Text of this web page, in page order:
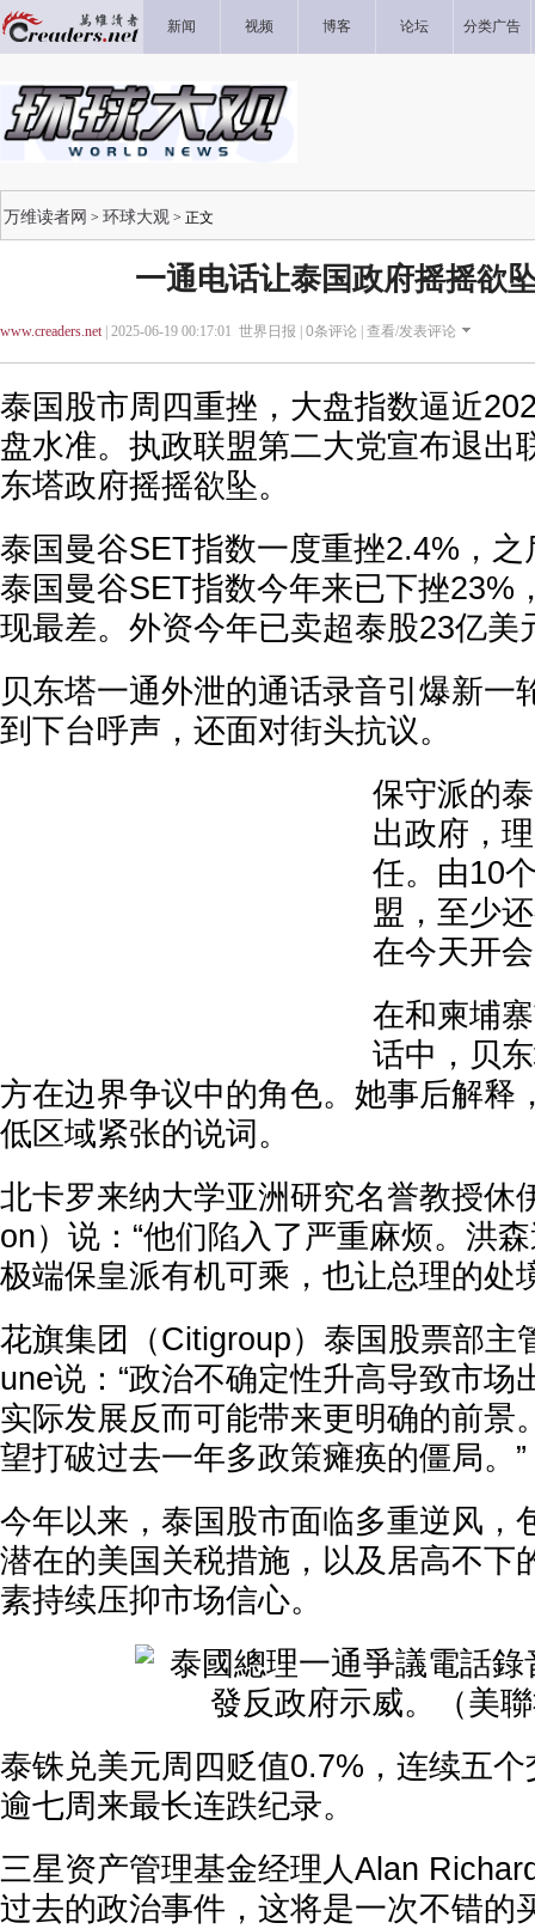
新闻 视频 博客 论坛 分类广告
万维读者网 > 环球大观 > 正文
一通电话让泰国政府摇摇欲
www.creaders.net| 2025-06-19 00:17:01 世界日报 | 0条评论 | 查看/发表评论
泰国股市周四重挫，大盘指数逼近
盘水准。执政联盟第二大党宣布退出
东塔政府摇摇欲坠。
泰国曼谷SET指数一度重挫2.4%，
泰国曼谷SET指数今年来已下挫23%
现最差。外资今年已卖超泰股23亿美
贝东塔一通外泄的通话录音引爆新一
到下台呼声，还面对街头抗议。
保守派的
出政府，
任。由10
盟，至少
在今天开
在和柬埔
话中，贝
方在边界争议中的角色。她事后解释
低区域紧张的说词。
北卡罗来纳大学亚洲研究名誉教授休
on）说：“他们陷入了严重麻烦。洪
极端保皇派有机可乘，也让总理的处
花旗集团（Citigroup）泰国股票部主
une说：“政治不确定性升高导致市场
实际发展反而可能带来更明确的前景
望打破过去一年多政策瘫痪的僵局。”
今年以来，泰国股市面临多重逆风，
潜在的美国关税措施，以及居高不下
素持续压抑市场信心。
泰铢兑美元周四贬值0.7%，连续五
逾七周来最长连跌纪录。
三星资产管理基金经理人Alan
过去的政治事件，这将是一次不错的